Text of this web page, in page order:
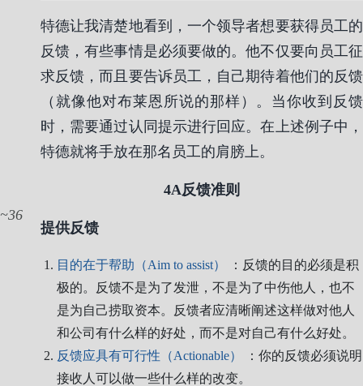
特德让我清楚地看到，一个领导者想要获得员工的
反馈，有些事情是必须要做的。他不仅要向员工征
求反馈，而且要告诉员工，自己期待着他们的反馈
（就像他对布莱恩所说的那样）。当你收到反馈
时，需要通过认同提示进行回应。在上述例子中，
特德就将手放在那名员工的肩膀上。
4A反馈准则
36
提供反馈
目的在于帮助（Aim to assist）
：反馈的目的必须是积
极的。反馈不是为了发泄，不是为了中伤他人，也不
是为自己捞取资本。反馈者应清晰阐述这样做对他人
和公司有什么样的好处，而不是对自己有什么好处。
反馈应具有可行性（Actionable）
：你的反馈必须说明
接收人可以做一些什么样的改变。